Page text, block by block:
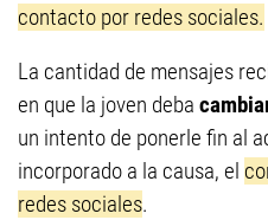
contacto por redes sociales.
La cantidad de mensajes
en que la joven deba
un intento de ponerle fin al
incorporado a la causa, el
redes sociales.